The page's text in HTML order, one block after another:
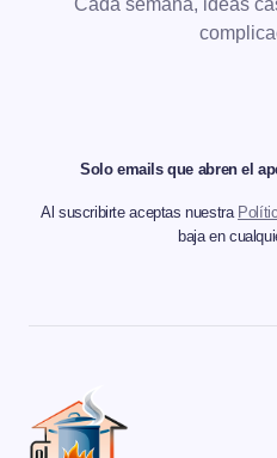
Solo emails que abren el
Al suscribirte aceptas nuestra
baja en